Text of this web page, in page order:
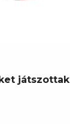
játszottak